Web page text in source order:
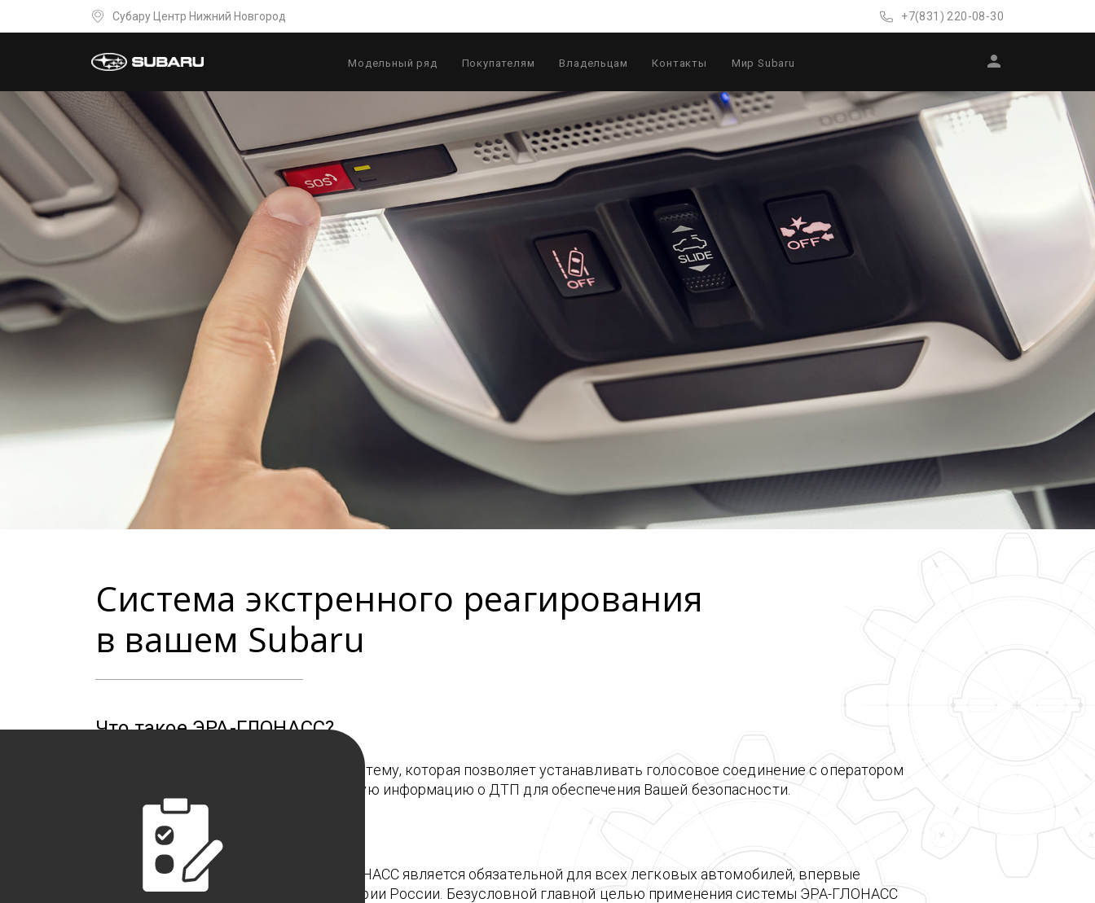
Субару Центр Нижний Новгород +7(831) 220-08-30
Модельный ряд Покупателям Владельцам Контакты Мир Subaru
Система экстренного реагирования
в вашем Subaru
Что такое ЭРА-ГЛОНАСС?
ЭРА-ГЛОНАСС представляет собой систему, которая позволяет устанавливать голосовое соединение с оператором
экстренных служб и передавать важную информацию о ДТП для обеспечения Вашей безопасности.
Цель создания системы
С 1 января 2017 года система ЭРА-ГЛОНАСС является обязательной для всех легковых автомобилей, впервые
выпускаемых в обращение на территории России. Безусловной главной целью применения системы ЭРА-ГЛОНАСС